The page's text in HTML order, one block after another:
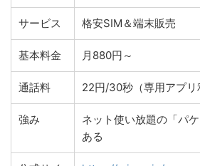
サービス 格安SIM＆端末販売
基本料金 月880円～
通話料 22円/30秒（専用アプリ
強み
ネット使い放題の「パ
ある